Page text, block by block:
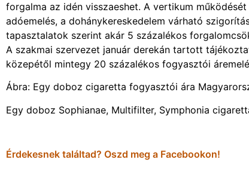
forgalma az idén visszaeshet. A vertikum
adóemelés, a dohánykereskedelem várható
tapasztalatok szerint akár 5 százalékos
A szakmai szervezet január derekán tartott
közepétől mintegy 20 százalékos fogyasztói
Ábra: Egy doboz cigaretta fogyasztói ára
Egy doboz Sophianae, Multifilter, Symphonia
Érdekesnek találtad? Oszd meg a Facebookon!